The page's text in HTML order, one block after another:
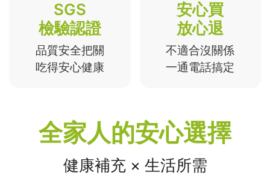
SGS
檢驗認證
品質安全把關
吃得安心健康
安心買
放心退
不適合沒關係
一通電話搞定
全家人的安心選擇
健康補充 × 生活所需